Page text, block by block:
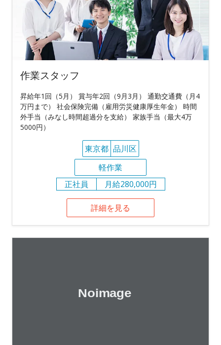
作業スタッフ
昇給年1回（5月） 賞与年2回（9月3月） 通勤交通費（月4
万円まで） 社会保険完備（雇用労災健康厚生年金） 時間
外手当（みなし時間超過分を支給） 家族手当（最大4万
5000円）
東京都 品川区
軽作業
正社員
月給280,000円
詳細を見る